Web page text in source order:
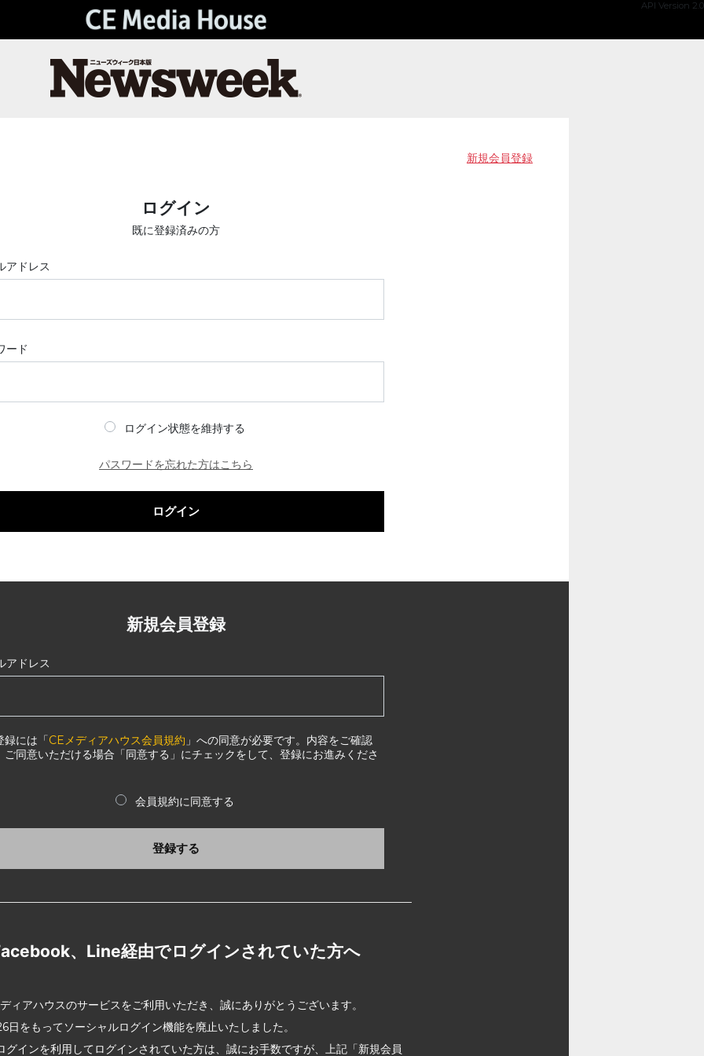
API Version 2.0
新規会員登録
ログイン
既に登録済みの方
アドレス
ード
ログイン状態を維持する
パスワードを忘れた方はこちら
ログイン
新規会員登録
アドレス
録には「CEメディアハウス会員規約 」への同意が必要です。内容をご確認
ご同意いただける場合「同意する」にチェックをして、登録にお進みくださ
会員規約に同意する
登録する
、Line経由でログインされていた方へ
ィアハウスのサービスをご利用いただき、誠にありがとうございます。
日をもってソーシャルログイン機能を廃止いたしました。
グインを利用してログインされていた方は、誠にお手数ですが、上記「新規会員